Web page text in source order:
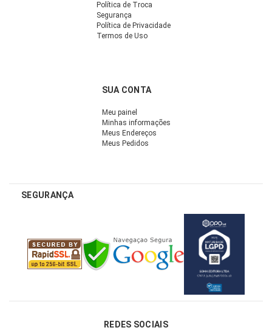
Política de Troca
Segurança
Política de Privacidade
Termos de Uso
SUA CONTA
Meu painel
Minhas informações
Meus Endereços
Meus Pedidos
SEGURANÇA
REDES SOCIAIS